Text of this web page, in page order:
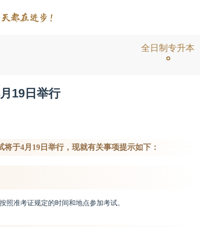
全日制专升本
19日举行
于4月19日举行，现就有关事项提示如下：
照准考证规定的时间和地点参加考试。